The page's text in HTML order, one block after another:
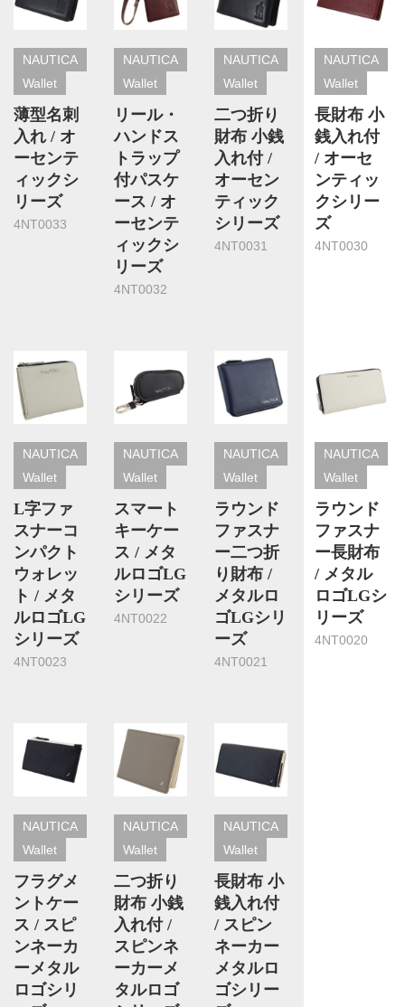
NAUTICA
Wallet
薄型名刺
入れ / オ
ーセンテ
ィックシ
リーズ
4NT0033
NAUTICA
Wallet
リール・
ハンドス
トラップ
付パスケ
ース / オ
ーセンテ
ィックシ
リーズ
4NT0032
NAUTICA
Wallet
二つ折り
財布 小銭
入れ付 /
オーセン
ティック
シリーズ
4NT0031
NAUTICA
Wallet
長財布 小
銭入れ付
/ オーセ
ンティッ
クシリー
ズ
4NT0030
NAUTICA
Wallet
L字ファ
スナーコ
ンパクト
ウォレッ
ト / メタ
ルロゴLG
シリーズ
4NT0023
NAUTICA
Wallet
スマート
キーケー
ス / メタ
ルロゴLG
シリーズ
4NT0022
NAUTICA
Wallet
ラウンド
ファスナ
ー二つ折
り財布 /
メタルロ
ゴLGシリ
ーズ
4NT0021
NAUTICA
Wallet
ラウンド
ファスナ
ー長財布
/ メタル
ロゴLGシ
リーズ
4NT0020
NAUTICA
Wallet
フラグメ
ントケー
ス / スピ
ンネーカ
ーメタル
ロゴシリ
NAUTICA
Wallet
二つ折り
財布 小銭
入れ付 /
スピンネ
ーカーメ
タルロゴ
NAUTICA
Wallet
長財布 小
銭入れ付
/ スピン
ネーカー
メタルロ
ゴシリー